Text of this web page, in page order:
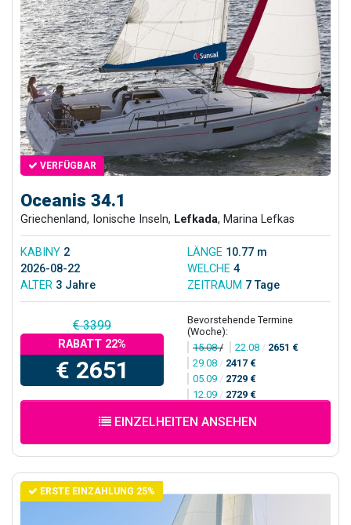
VERFÜGBAR
Oceanis 34.1
Griechenland, Ionische Inseln, Lefkada, Marina Lefkas
KABINY 2 LÄNGE 10.77 m
2026-08-22
WELCHE 4
ALTER 3 Jahre ZEITRAUM 7 Tage
€ 3399
RABATT 22%
€ 2651
Bevorstehende Termine
(Woche):
15.08/ 22.08 / 2651 €
29.08 / 2417 €
05.09 / 2729 €
12.09 / 2729 €
EINZELHEITEN ANSEHEN
ERSTE EINZAHLUNG 25%